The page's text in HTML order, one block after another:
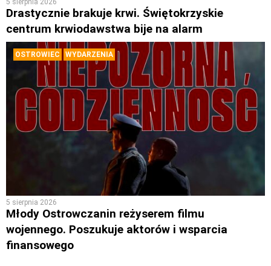
5 sierpnia 2026
Drastycznie brakuje krwi. Świętokrzyskie
centrum krwiodawstwa bije na alarm
OSTROWIEC WYDARZENIA
5 sierpnia 2026
Młody Ostrowczanin reżyserem filmu
wojennego. Poszukuje aktorów i wsparcia
finansowego